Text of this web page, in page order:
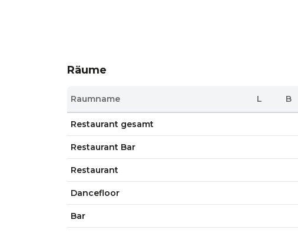
Räume
Raumname L B
Restaurant gesamt
Restaurant Bar
Restaurant
Dancefloor
Bar